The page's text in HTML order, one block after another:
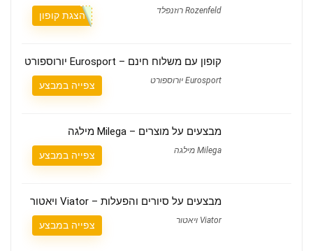
Rozenfeld רוזנפלד הצגת קופון
קופון עם משלוח חינם – Eurosport יורוספורט
Eurosport יורוספורט צפייה במבצע
מבצעים על מוצרים – Milega מילגה
Milega מילגה צפייה במבצע
מבצעים על סיורים והפעלות – Viator ויאטור
Viator ויאטור צפייה במבצע